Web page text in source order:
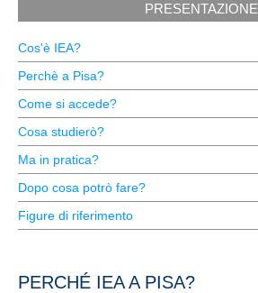
PRESENTAZIONE
Cos'è IEA?
Perchè a Pisa?
Come si accede?
Cosa studierò?
Ma in pratica?
Dopo cosa potrò fare?
Figure di riferimento
PERCHÉ IEA A PISA?